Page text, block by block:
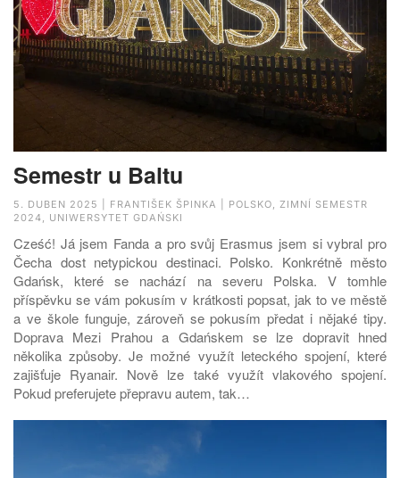
Semestr u Baltu
5. DUBEN 2025 | FRANTIŠEK ŠPINKA | POLSKO, ZIMNÍ SEMESTR
2024, UNIWERSYTET GDAŃSKI
Cześć! Já jsem Fanda a pro svůj Erasmus jsem si vybral pro
Čecha dost netypickou destinaci. Polsko. Konkrétně město
Gdańsk, které se nachází na severu Polska. V tomhle
příspěvku se vám pokusím v krátkosti popsat, jak to ve městě
a ve škole funguje, zároveň se pokusím předat i nějaké tipy.
Doprava Mezi Prahou a Gdańskem se lze dopravit hned
několika způsoby. Je možné využít leteckého spojení, které
zajišťuje Ryanair. Nově lze také využít vlakového spojení.
Pokud preferujete přepravu autem, tak…